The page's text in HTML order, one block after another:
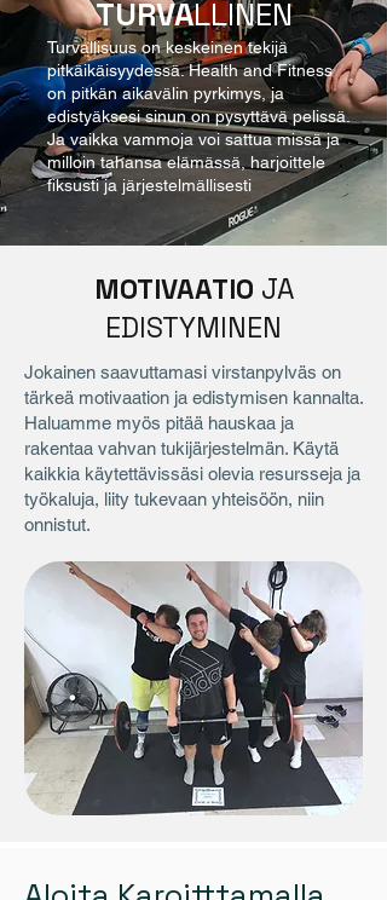
TURVALLINEN
Turvallisuus on keskeinen tekijä
pitkäikäisyydessä. Health and Fitness
on pitkän aikavälin pyrkimys, ja
edistyäksesi sinun on pysyttävä pelissä.
Ja vaikka vammoja voi sattua missä ja
milloin tahansa elämässä, harjoittele
fiksusti ja järjestelmällisesti
MOTIVAATIO JA
EDISTYMINEN
Jokainen saavuttamasi virstanpylväs on
tärkeä motivaation ja edistymisen kannalta.
Haluamme myös pitää hauskaa ja
rakentaa vahvan tukijärjestelmän. Käytä
kaikkia käytettävissäsi olevia resursseja ja
työkaluja, liity tukevaan yhteisöön, niin
onnistut.